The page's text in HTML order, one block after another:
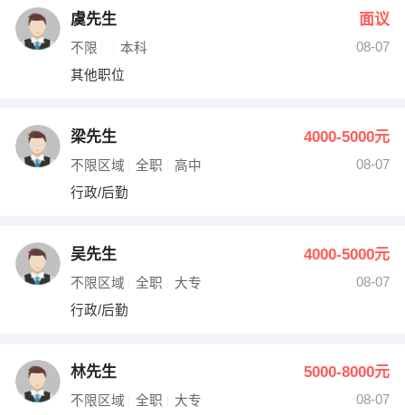
虞先生 面议
不限 本科
08-07
其他职位
梁先生 4000-5000元
不限区域 全职 高中
08-07
行政/后勤
吴先生 4000-5000元
不限区域 全职 大专
08-07
行政/后勤
林先生 5000-8000元
不限区域 全职 大专
08-07